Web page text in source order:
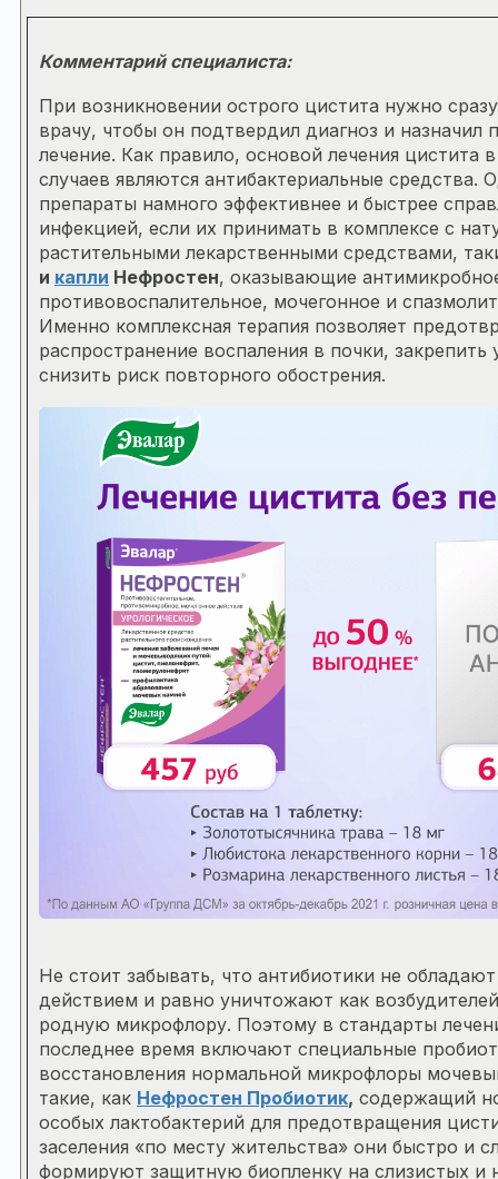
Комментарий специалиста:
При возникновении острого цистита нужно
врачу, чтобы он подтвердил диагноз и назначил
лечение. Как правило, основой лечения цистита
случаев являются антибактериальные средства.
препараты намного эффективнее и быстрее
инфекцией, если их принимать в комплексе с
растительными лекарственными средствами,
и капли Нефростен, оказывающие
противовоспалительное, мочегонное и
Именно комплексная терапия позволяет
распространение воспаления в почки, закрепить
снизить риск повторного обострения.
Не стоит забывать, что антибиотики не
действием и равно уничтожают как
родную микрофлору. Поэтому в стандарты
последнее время включают специальные
восстановления нормальной микрофлоры
такие, как Нефростен Пробиотик, содержащий
особых лактобактерий для предотвращения
заселения «по месту жительства» они быстро и
формируют защитную биопленку на слизистых и